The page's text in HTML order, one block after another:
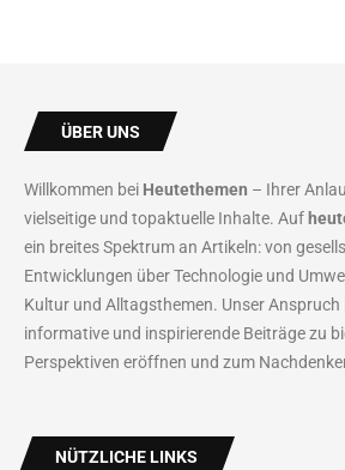
ÜBER UNS
Willkommen bei Heutethemen – Ihrer
vielseitige und topaktuelle Inhalte. Auf
ein breites Spektrum an Artikeln: von
Entwicklungen über Technologie und
Kultur und Alltagsthemen. Unser Anspruch
informative und inspirierende Beiträge zu
Perspektiven eröffnen und zum
NÜTZLICHE LINKS